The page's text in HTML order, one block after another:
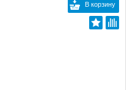
В корзину